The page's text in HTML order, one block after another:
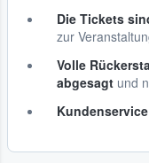
Die Tickets
zur
Volle
abgesagt und